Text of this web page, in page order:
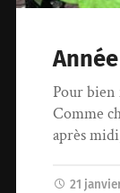
Pour
Comme
après
21